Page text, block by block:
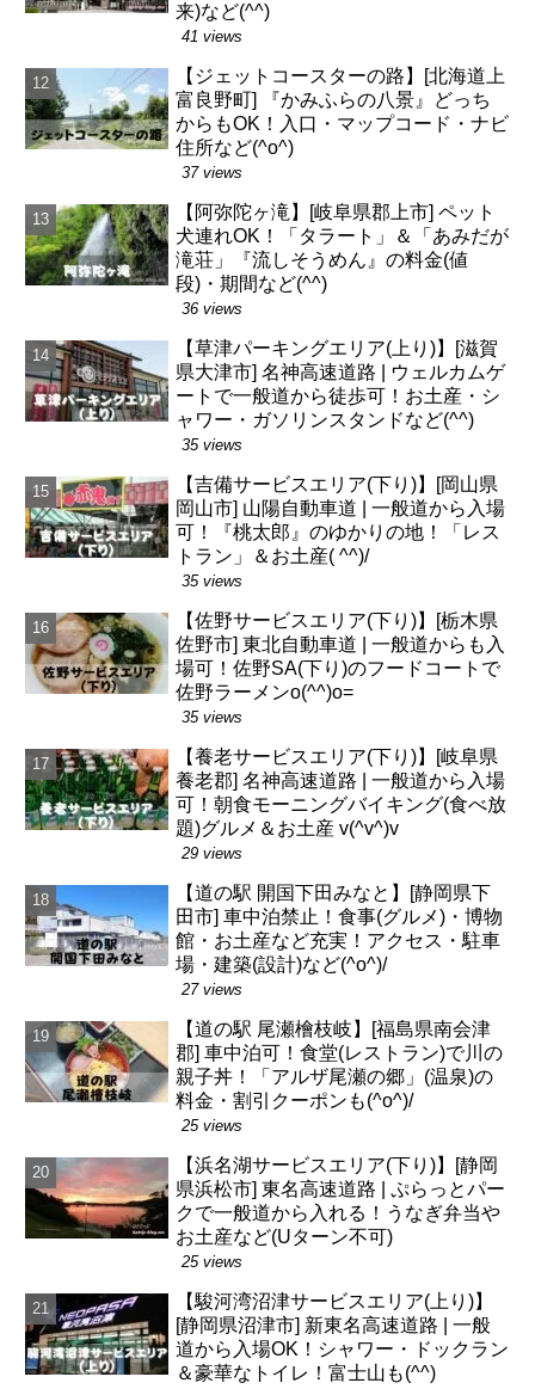
来)など(^^)
41 views
【ジェットコースターの路】[北海道上
富良野町] 『かみふらの八景』どっち
からもOK！入口・マップコード・ナビ
住所など(^o^)
37 views
【阿弥陀ヶ滝】[岐阜県郡上市] ペット
犬連れOK！「タラート」＆「あみだが
滝荘」『流しそうめん』の料金(値
段)・期間など(^^)
36 views
【草津パーキングエリア(上り)】[滋賀
県大津市] 名神高速道路 | ウェルカムゲ
ートで一般道から徒歩可！お土産・シ
ャワー・ガソリンスタンドなど(^^)
35 views
【吉備サービスエリア(下り)】[岡山県
岡山市] 山陽自動車道 | 一般道から入場
可！『桃太郎』のゆかりの地！「レス
トラン」＆お土産( ^^)/
35 views
【佐野サービスエリア(下り)】[栃木県
佐野市] 東北自動車道 | 一般道からも入
場可！佐野SA(下り)のフードコートで
佐野ラーメンo(^^)o=
35 views
【養老サービスエリア(下り)】[岐阜県
養老郡] 名神高速道路 | 一般道から入場
可！朝食モーニングバイキング(食べ放
題)グルメ＆お土産 v(^v^)v
29 views
【道の駅 開国下田みなと】[静岡県下
田市] 車中泊禁止！食事(グルメ)・博物
館・お土産など充実！アクセス・駐車
場・建築(設計)など(^o^)/
27 views
【道の駅 尾瀬檜枝岐】[福島県南会津
郡] 車中泊可！食堂(レストラン)で川の
親子丼！「アルザ尾瀬の郷」(温泉)の
料金・割引クーポンも(^o^)/
25 views
【浜名湖サービスエリア(下り)】[静岡
県浜松市] 東名高速道路 | ぷらっとパー
クで一般道から入れる！うなぎ弁当や
お土産など(Uターン不可)
25 views
【駿河湾沼津サービスエリア(上り)】
[静岡県沼津市] 新東名高速道路 | 一般
道から入場OK！シャワー・ドックラン
＆豪華なトイレ！富士山も(^^)